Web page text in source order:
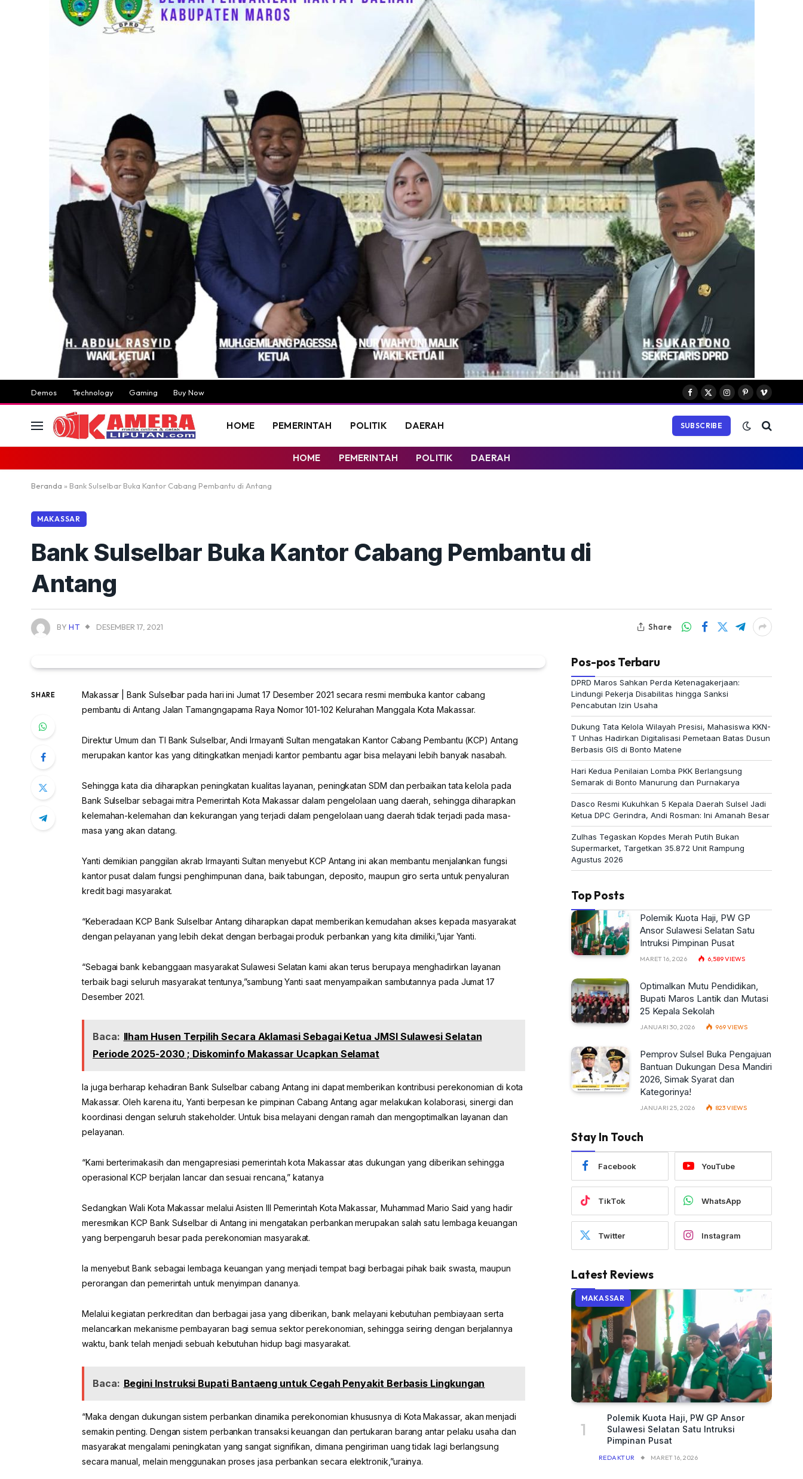
Demos Technology Gaming Buy Now
Facebook
X
Instagram
PinterestVimeo
HOME PEMERINTAH POLITIK DAERAH SUBSCRIBE
HOME PEMERINTAH POLITIK DAERAH
Beranda » Bank Sulselbar Buka Kantor Cabang Pembantu di Antang
MAKASSAR
Bank Sulselbar Buka Kantor Cabang Pembantu di
Antang
BY HT DESEMBER 17, 2021 Share
SHARE
Makassar | Bank Sulselbar pada hari ini Jumat 17 Desember 2021 secara resmi membuka kantor cabang
pembantu di Antang Jalan Tamangngapama Raya Nomor 101-102 Kelurahan Manggala Kota Makassar.
Direktur Umum dan TI Bank Sulselbar, Andi Irmayanti Sultan mengatakan Kantor Cabang Pembantu (KCP) Antang
merupakan kantor kas yang ditingkatkan menjadi kantor pembantu agar bisa melayani lebih banyak nasabah.
Sehingga kata dia diharapkan peningkatan kualitas layanan, peningkatan SDM dan perbaikan tata kelola pada
Bank Sulselbar sebagai mitra Pemerintah Kota Makassar dalam pengelolaan uang daerah, sehingga diharapkan
kelemahan-kelemahan dan kekurangan yang terjadi dalam pengelolaan uang daerah tidak terjadi pada masa-
masa yang akan datang.
Yanti demikian panggilan akrab Irmayanti Sultan menyebut KCP Antang ini akan membantu menjalankan fungsi
kantor pusat dalam fungsi penghimpunan dana, baik tabungan, deposito, maupun giro serta untuk penyaluran
kredit bagi masyarakat.
“Keberadaan KCP Bank Sulselbar Antang diharapkan dapat memberikan kemudahan akses kepada masyarakat
dengan pelayanan yang lebih dekat dengan berbagai produk perbankan yang kita dimiliki,”ujar Yanti.
“Sebagai bank kebanggaan masyarakat Sulawesi Selatan kami akan terus berupaya menghadirkan layanan
terbaik bagi seluruh masyarakat tentunya,”sambung Yanti saat menyampaikan sambutannya pada Jumat 17
Desember 2021.
Baca: Ilham Husen Terpilih Secara Aklamasi Sebagai Ketua JMSI Sulawesi Selatan
Periode 2025-2030 ; Diskominfo Makassar Ucapkan Selamat
Ia juga berharap kehadiran Bank Sulselbar cabang Antang ini dapat memberikan kontribusi perekonomian di kota
Makassar. Oleh karena itu, Yanti berpesan ke pimpinan Cabang Antang agar melakukan kolaborasi, sinergi dan
koordinasi dengan seluruh stakeholder. Untuk bisa melayani dengan ramah dan mengoptimalkan layanan dan
pelayanan.
“Kami berterimakasih dan mengapresiasi pemerintah kota Makassar atas dukungan yang diberikan sehingga
operasional KCP berjalan lancar dan sesuai rencana,” katanya
Sedangkan Wali Kota Makassar melalui Asisten III Pemerintah Kota Makassar, Muhammad Mario Said yang hadir
meresmikan KCP Bank Sulselbar di Antang ini mengatakan perbankan merupakan salah satu lembaga keuangan
yang berpengaruh besar pada perekonomian masyarakat.
Ia menyebut Bank sebagai lembaga keuangan yang menjadi tempat bagi berbagai pihak baik swasta, maupun
perorangan dan pemerintah untuk menyimpan dananya.
Melalui kegiatan perkreditan dan berbagai jasa yang diberikan, bank melayani kebutuhan pembiayaan serta
melancarkan mekanisme pembayaran bagi semua sektor perekonomian, sehingga seiring dengan berjalannya
waktu, bank telah menjadi sebuah kebutuhan hidup bagi masyarakat.
Baca: Begini Instruksi Bupati Bantaeng untuk Cegah Penyakit Berbasis Lingkungan
“Maka dengan dukungan sistem perbankan dinamika perekonomian khususnya di Kota Makassar, akan menjadi
semakin penting. Dengan sistem perbankan transaksi keuangan dan pertukaran barang antar pelaku usaha dan
masyarakat mengalami peningkatan yang sangat signifikan, dimana pengiriman uang tidak lagi berlangsung
secara manual, melain menggunakan proses jasa perbankan secara elektronik,”urainya.
Pos-pos Terbaru
DPRD Maros Sahkan Perda Ketenagakerjaan:
Lindungi Pekerja Disabilitas hingga Sanksi
Pencabutan Izin Usaha
Dukung Tata Kelola Wilayah Presisi, Mahasiswa KKN-
T Unhas Hadirkan Digitalisasi Pemetaan Batas Dusun
Berbasis GIS di Bonto Matene
Hari Kedua Penilaian Lomba PKK Berlangsung
Semarak di Bonto Manurung dan Purnakarya
Dasco Resmi Kukuhkan 5 Kepala Daerah Sulsel Jadi
Ketua DPC Gerindra, Andi Rosman: Ini Amanah Besar
Zulhas Tegaskan Kopdes Merah Putih Bukan
Supermarket, Targetkan 35.872 Unit Rampung
Agustus 2026
Top Posts
Polemik Kuota Haji, PW GP
Ansor Sulawesi Selatan Satu
Intruksi Pimpinan Pusat
MARET 16, 2026 6,589VIEWS
Optimalkan Mutu Pendidikan,
Bupati Maros Lantik dan Mutasi
25 Kepala Sekolah
JANUARI 30, 2026 969VIEWS
Pemprov Sulsel Buka Pengajuan
Bantuan Dukungan Desa Mandiri
2026, Simak Syarat dan
Kategorinya!
JANUARI 25, 2026 823VIEWS
Stay In Touch
Facebook YouTube
TikTok WhatsApp
Twitter Instagram
Latest Reviews
MAKASSAR
Polemik Kuota Haji, PW GP Ansor
Sulawesi Selatan Satu Intruksi
Pimpinan Pusat
REDAKTUR MARET 16, 2026